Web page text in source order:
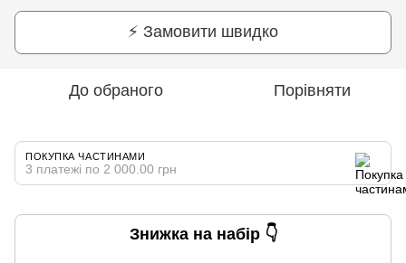
⚡ Замовити швидко
До обраного Порівняти
ПОКУПКА ЧАСТИНАМИ
3 платежі по 2 000.00 грн
Знижка на набір 👇